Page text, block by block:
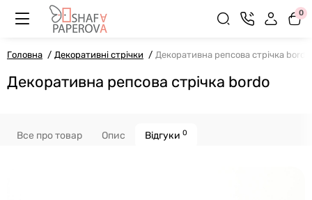
0
Головна Декоративні стрічки Декоративна репсова стрічка bordo
Декоративна репсова стрічка bordo
Все про товар Опис Відгуки 0